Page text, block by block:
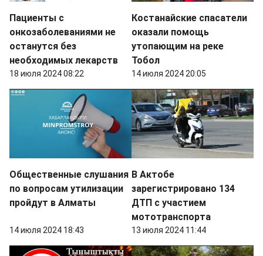
Пациенты с
онкозаболеваниями не
останутся без
необходимых лекарств
18 июля 2024 08:22
Костанайские спасатели
оказали помощь
утопающим на реке
Тобол
14 июля 2024 20:05
Общественные слушания
по вопросам утилизации
пройдут в Алматы
14 июля 2024 18:43
В Актобе
зарегистрировано 134
ДТП с участием
мототранспорта
13 июля 2024 11:44